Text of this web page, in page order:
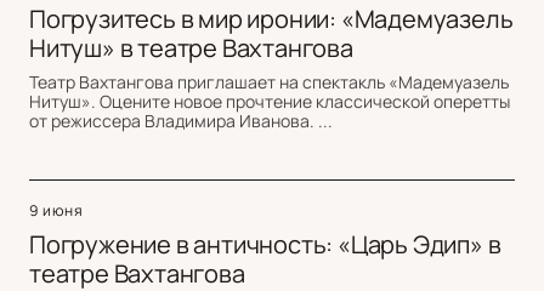
Погрузитесь в мир иронии: «Мадемуазель
Нитуш» в театре Вахтангова
Театр Вахтангова приглашает на спектакль «Мадемуазель
Нитуш». Оцените новое прочтение классической оперетты
от режиссера Владимира Иванова. ...
9 июня
Погружение в античность: «Царь Эдип» в
театре Вахтангова